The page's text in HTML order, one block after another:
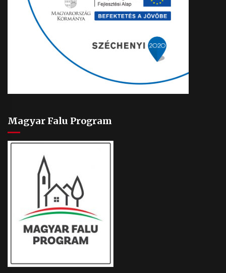
Magyar Falu Program